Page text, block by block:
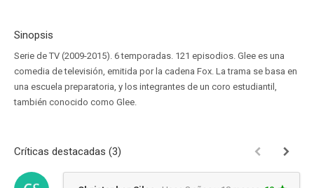
Sinopsis
Serie de TV (2009-2015). 6 temporadas. 121 episodios. Glee es una
comedia de televisión, emitida por la cadena Fox. La trama se basa en
una escuela preparatoria, y los integrantes de un coro estudiantil,
también conocido como Glee.
Críticas destacadas (3)